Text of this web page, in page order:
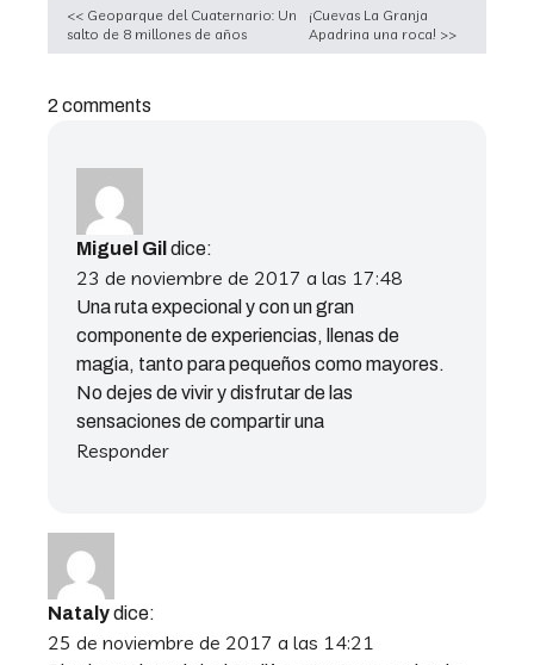
<< Geoparque del Cuaternario: Un
salto de 8 millones de años
¡Cuevas La Granja
Apadrina una roca! >>
2 comments
Miguel Gil dice:
23 de noviembre de 2017 a las 17:48
Una ruta expecional y con un gran
componente de experiencias, llenas de
magia, tanto para pequeños como mayores.
No dejes de vivir y disfrutar de las
sensaciones de compartir una
Responder
Natalydice:
25 de noviembre de 2017 a las 14:21